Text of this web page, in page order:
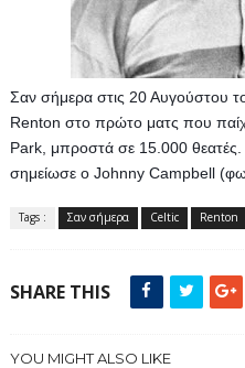
Σαν σήμερα στις 20 Αυγούστου
Renton στο πρώτο ματς που
Park, μπροστά σε 15.000 θεατές.
σημείωσε ο Johnny Campbell
Tags : Σαν σήμερα Celtic Renton
SHARE THIS
YOU MIGHT ALSO LIKE